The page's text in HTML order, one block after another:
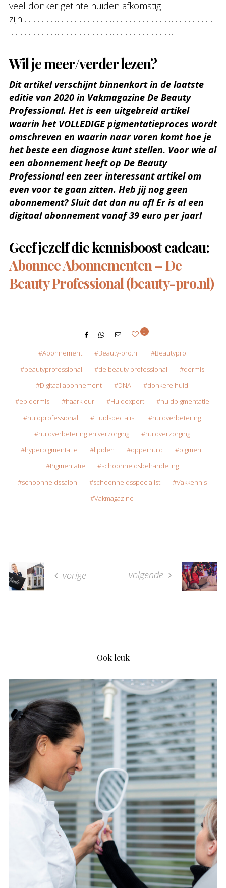
veel donker getinte huiden afkomstig
zijn……………………………………………………………………………
………………………………………………………………….
Wil je meer/verder lezen?
Dit artikel verschijnt binnenkort in de laatste
editie van 2020 in Vakmagazine De Beauty
Professional. Het is een uitgebreid artikel
waarin het VOLLEDIGE pigmentatieproces wordt
omschreven en waarin naar voren komt hoe je
het beste een diagnose kunt stellen. Voor wie al
een abonnement heeft op De Beauty
Professional een zeer interessant artikel om
even voor te gaan zitten. Heb jij nog geen
abonnement? Sluit dat dan nu af! Er is al een
digitaal abonnement vanaf 39 euro per jaar!
Geef jezelf die kennisboost cadeau:
Abonnee Abonnementen – De
Beauty Professional (beauty-pro.nl)
0
Abonnement Beauty-pro.nl
Beautypro
beautyprofessional
de beauty professional
dermis
Digitaal abonnement
DNA
donkere huid
epidermis
haarkleur Huidexpert
huidpigmentatie
huidprofessional
Huidspecialist
huidverbetering
huidverbetering en verzorging
huidverzorging
hyperpigmentatie
lipiden opperhuid
pigment
Pigmentatie
schoonheidsbehandeling
schoonheidssalon
schoonheidsspecialist
Vakkennis
Vakmagazine
vorige volgende
Ook leuk